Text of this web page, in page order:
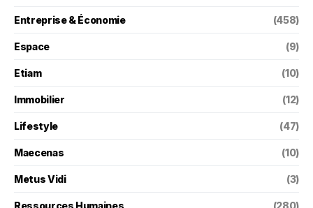
Entreprise & Économie (458)
Espace (9)
Etiam (10)
Immobilier (12)
Lifestyle (47)
Maecenas (10)
Metus Vidi (3)
Ressources Humaines (280)